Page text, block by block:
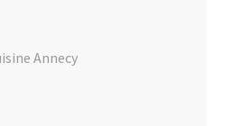
Annecy